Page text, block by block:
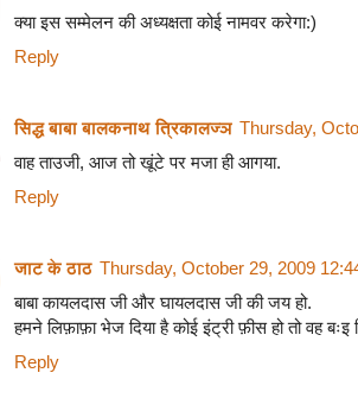
क्या इस सम्मेलन की अध्यक्षता कोई नामवर करेगा:)
Reply
सिद्ध बाबा बालकनाथ त्रिकालज्ञ Thursday,
वाह ताउजी, आज तो खूंटे पर मजा ही आगया.
Reply
जाट के ठाठ Thursday, October 29, 2009
बाबा कायलदास जी और घायलदास जी की जय हो.
हमने लिफ़ाफ़ा भेज दिया है कोई इंट्री फ़ीस हो तो वह
Reply